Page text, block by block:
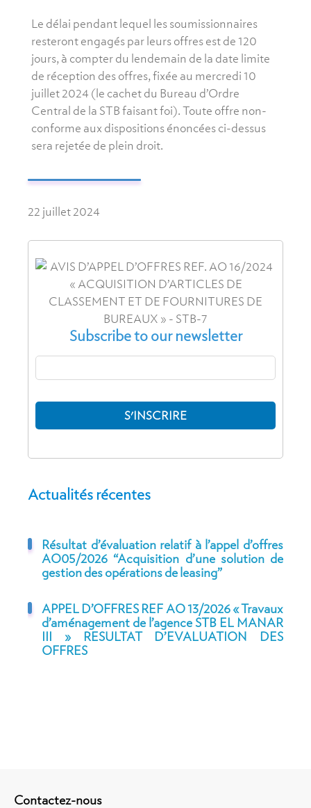
Le délai pendant lequel les soumissionnaires
resteront engagés par leurs offres est de 120
jours, à compter du lendemain de la date limite
de réception des offres, fixée au mercredi 10
juillet 2024 (le cachet du Bureau d’Ordre
Central de la STB faisant foi). Toute offre non-
conforme aux dispositions énoncées ci-dessus
sera rejetée de plein droit.
22 juillet 2024
Subscribe to our newsletter
Actualités récentes
Résultat d’évaluation relatif à l’appel d’offres
AO05/2026 “Acquisition d’une solution de
gestion des opérations de leasing”
APPEL D’OFFRES REF AO 13/2026 « Travaux
d’aménagement de l’agence STB EL MANAR
III » RESULTAT D’EVALUATION DES
OFFRES
Contactez-nous